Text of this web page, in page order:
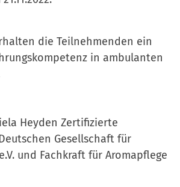
die Teilnehmenden ein
in ambulanten
Heyden Zertifizierte
Gesellschaft für
und Fachkraft für Aromapflege